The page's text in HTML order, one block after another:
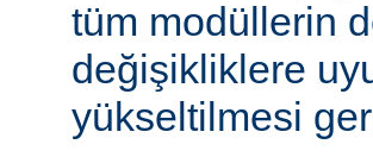
tüm modüllerin
değişikliklere
yükseltilmesi